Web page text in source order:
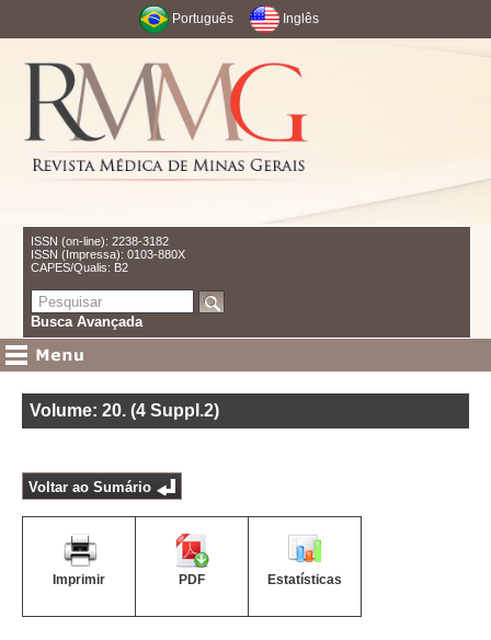
Português Inglês
ISSN (on-line): 2238-3182
ISSN (Impressa): 0103-880X
CAPES/Qualis: B2
Busca Avançada
Volume: 20. (4 Suppl.2)
Voltar ao Sumário
Imprimir PDF Estatísticas